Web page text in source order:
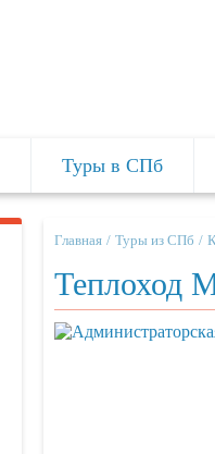
Туры в СПб
Главная Туры из СПб
Теплоход